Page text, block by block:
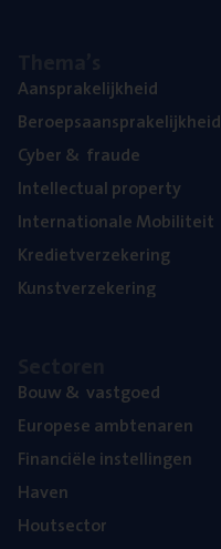
Aan­spra­ke­lijk­heid
Beroeps­aan­spra­ke­lijk­heid
Cyber& fraude
Intel­lec­tu­al property
Inter­na­ti­o­na­le Mobiliteit
Kre­diet­ver­ze­ke­ring
Kunst­ver­ze­ke­ring
Bouw& vastgoed
Euro­pe­se ambtenaren
Finan­ci­ë­le instellingen
Haven
Hout­sec­tor